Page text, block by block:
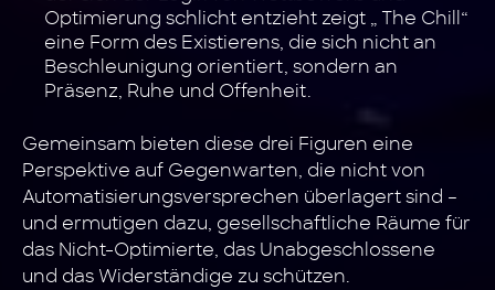
Optimierung schlicht entzieht zeigt „ The Chill“
eine Form des Existierens, die sich nicht an
Beschleunigung orientiert, sondern an
Präsenz, Ruhe und Offenheit.
Gemeinsam bieten diese drei Figuren eine
Perspektive auf Gegenwarten, die nicht von
Automatisierungsversprechen überlagert sind –
und ermutigen dazu, gesellschaftliche Räume für
das Nicht-Optimierte, das Unabgeschlossene
und das Widerständige zu schützen.